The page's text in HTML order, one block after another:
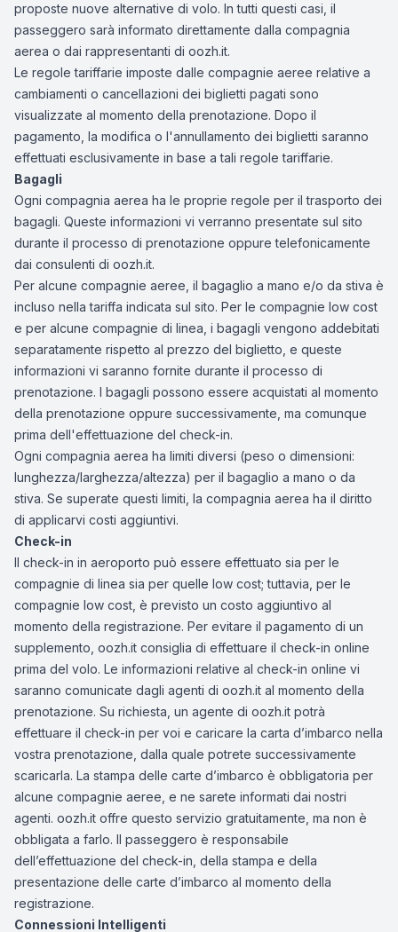
proposte nuove alternative di volo. In tutti questi casi, il
passeggero sarà informato direttamente dalla compagnia
aerea o dai rappresentanti di oozh.it.
Le regole tariffarie imposte dalle compagnie aeree relative a
cambiamenti o cancellazioni dei biglietti pagati sono
visualizzate al momento della prenotazione. Dopo il
pagamento, la modifica o l'annullamento dei biglietti saranno
effettuati esclusivamente in base a tali regole tariffarie.
Bagagli
Ogni compagnia aerea ha le proprie regole per il trasporto dei
bagagli. Queste informazioni vi verranno presentate sul sito
durante il processo di prenotazione oppure telefonicamente
dai consulenti di oozh.it.
Per alcune compagnie aeree, il bagaglio a mano e/o da stiva è
incluso nella tariffa indicata sul sito. Per le compagnie low cost
e per alcune compagnie di linea, i bagagli vengono addebitati
separatamente rispetto al prezzo del biglietto, e queste
informazioni vi saranno fornite durante il processo di
prenotazione. I bagagli possono essere acquistati al momento
della prenotazione oppure successivamente, ma comunque
prima dell'effettuazione del check-in.
Ogni compagnia aerea ha limiti diversi (peso o dimensioni:
lunghezza/larghezza/altezza) per il bagaglio a mano o da
stiva. Se superate questi limiti, la compagnia aerea ha il diritto
di applicarvi costi aggiuntivi.
Check-in
Il check-in in aeroporto può essere effettuato sia per le
compagnie di linea sia per quelle low cost; tuttavia, per le
compagnie low cost, è previsto un costo aggiuntivo al
momento della registrazione. Per evitare il pagamento di un
supplemento, oozh.it consiglia di effettuare il check-in online
prima del volo. Le informazioni relative al check-in online vi
saranno comunicate dagli agenti di oozh.it al momento della
prenotazione. Su richiesta, un agente di oozh.it potrà
effettuare il check-in per voi e caricare la carta d’imbarco nella
vostra prenotazione, dalla quale potrete successivamente
scaricarla. La stampa delle carte d’imbarco è obbligatoria per
alcune compagnie aeree, e ne sarete informati dai nostri
agenti. oozh.it offre questo servizio gratuitamente, ma non è
obbligata a farlo. Il passeggero è responsabile
dell’effettuazione del check-in, della stampa e della
presentazione delle carte d’imbarco al momento della
registrazione.
Connessioni Intelligenti